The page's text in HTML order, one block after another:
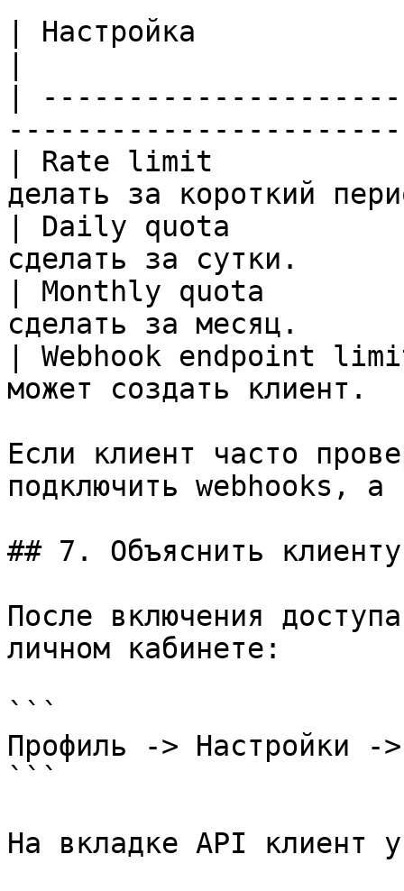
| Настройка
|
| Rate limit             |
делать за короткий
| Daily quota            |
сделать за сутки.
| Monthly quota
сделать за месяц.
| Webhook endpoint
может создать
Если клиент часто
подключить webhooks,
## 7. Объяснить
После включения
личном кабинете:
```
Профиль -> Настройки -
```
На вкладке API клиент